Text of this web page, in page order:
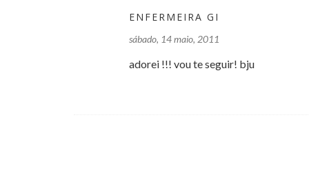
ENFERMEIRA GI
sábado, 14 maio, 2011
adorei !!! vou te seguir! bju